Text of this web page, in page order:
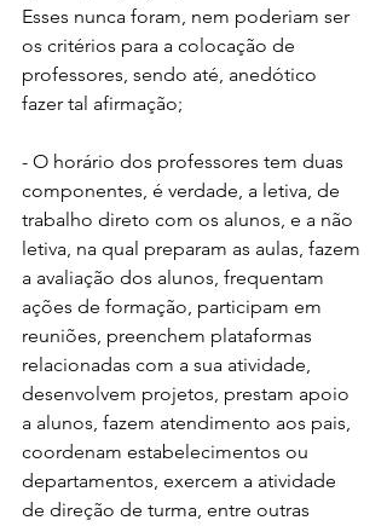
Esses nunca foram, nem poderiam ser
os critérios para a colocação de
professores, sendo até, anedótico
fazer tal afirmação;
- O horário dos professores tem duas
componentes, é verdade, a letiva, de
trabalho direto com os alunos, e a não
letiva, na qual preparam as aulas, fazem
a avaliação dos alunos, frequentam
ações de formação, participam em
reuniões, preenchem plataformas
relacionadas com a sua atividade,
desenvolvem projetos, prestam apoio
a alunos, fazem atendimento aos pais,
coordenam estabelecimentos ou
departamentos, exercem a atividade
de direção de turma, entre outras